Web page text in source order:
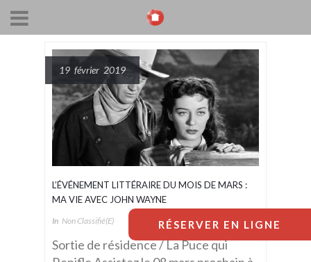
19 février 2019
L’ÉVÉNEMENT LITTÉRAIRE DU MOIS DE MARS :
MA VIE AVEC JOHN WAYNE
In Non Classifié(e)
Sortie de résidence / La Puce qui
RÉSERVER EN LIGNE